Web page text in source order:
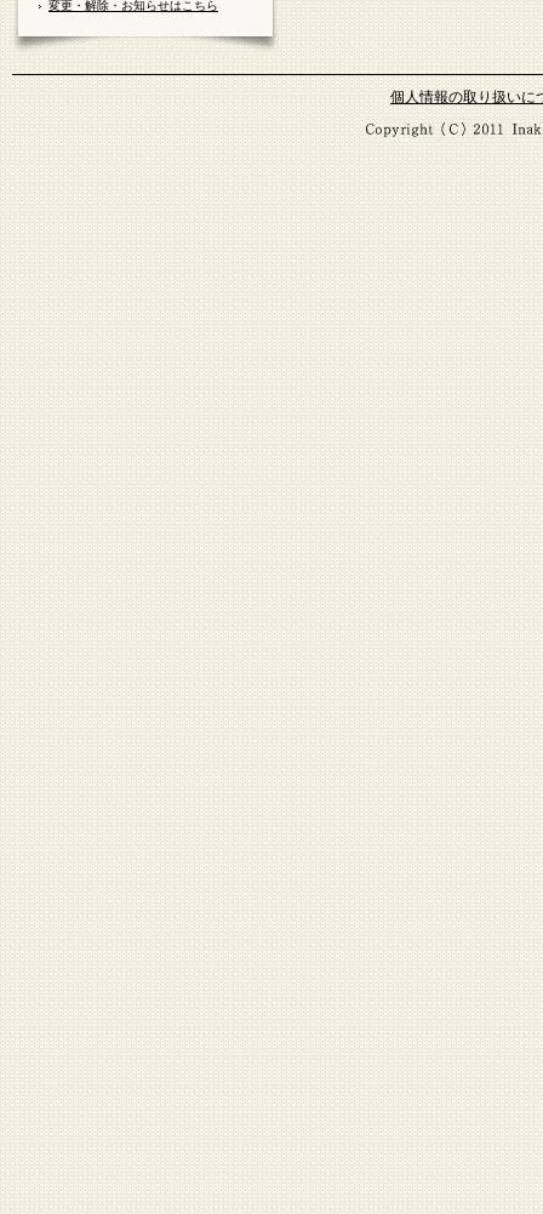
変更・解除・お知らせはこちら
個人情報の取り扱いに